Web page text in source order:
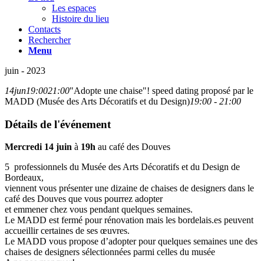
Les espaces
Histoire du lieu
Contacts
Rechercher
Menu
juin - 2023
14jun19:0021:00"Adopte une chaise"! speed dating proposé par le
MADD (Musée des Arts Décoratifs et du Design)19:00 - 21:00
Détails de l'événement
Mercredi 14 juin à 19h au café des Douves
5 professionnels du Musée des Arts Décoratifs et du Design de
Bordeaux,
viennent vous présenter une dizaine de chaises de designers dans le
café des Douves que vous pourrez adopter
et emmener chez vous pendant quelques semaines.
Le MADD est fermé pour rénovation mais les bordelais.es peuvent
accueillir certaines de ses œuvres.
Le MADD vous propose d’adopter pour quelques semaines une des
chaises de designers sélectionnées parmi celles du musée